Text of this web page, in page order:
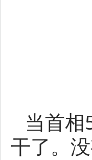
当首
干了。